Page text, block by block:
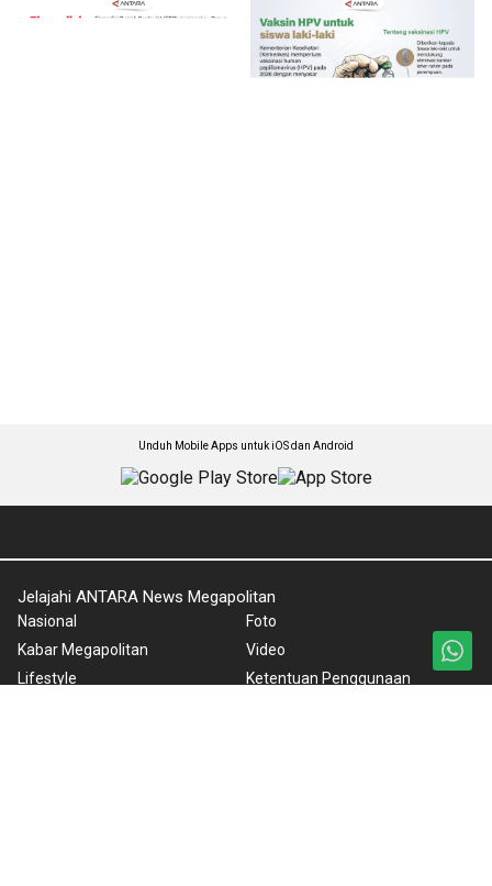
Unduh Mobile Apps untuk iOS dan Android
Jelajahi ANTARA News Megapolitan
Nasional
Kabar Megapolitan
Lifestyle
Foto
Video
Ketentuan Penggunaan